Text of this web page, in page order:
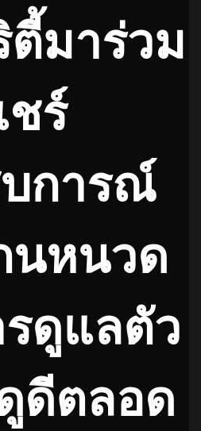
ตี้มาร่วม
ร์
การณ์
นหนวด
ดูแลตัว
ดีตลอด